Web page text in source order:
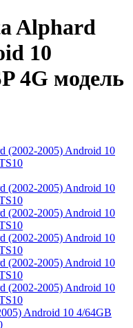
Alphard
10
4G модель